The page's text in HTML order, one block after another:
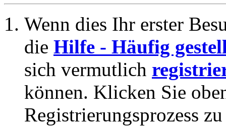
Wenn dies Ihr erster
die Hilfe - Häufig
sich vermutlich
können. Klicken Sie
Registrierungsprozess